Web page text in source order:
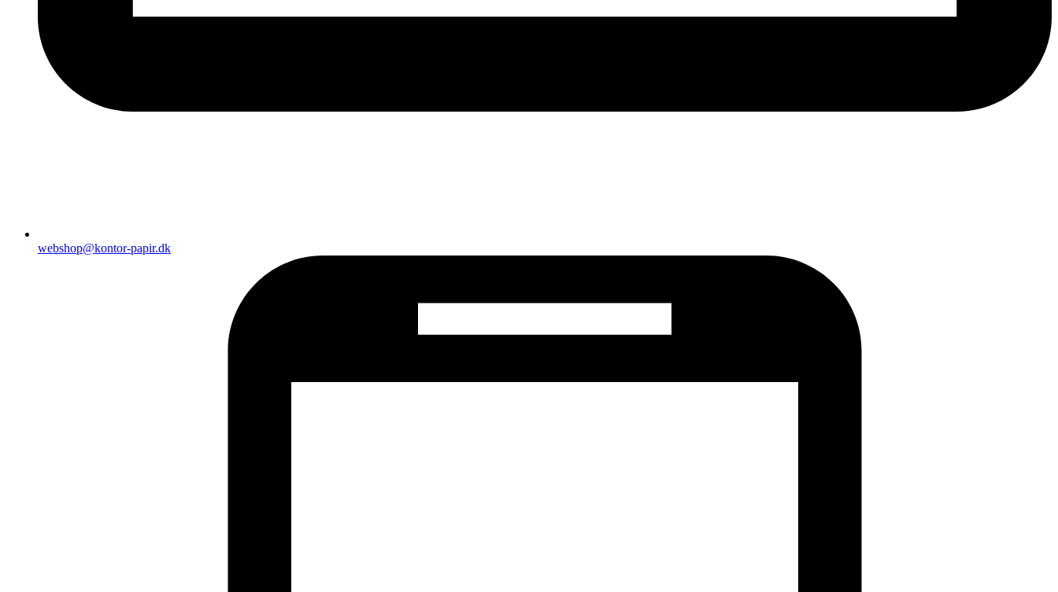
webshop@kontor-papir.dk